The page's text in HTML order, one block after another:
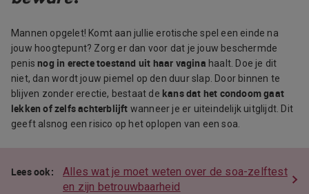
Mannen opgelet! Komt aan jullie erotische spel een einde na
jouw hoogtepunt? Zorg er dan voor dat je jouw beschermde
penisnog in erecte toestand uit haar vagina haalt. Doe je dit
niet, dan wordt jouw piemel op den duur slap. Door binnen te
blijven zonder erectie, bestaat de kans dat het condoom gaat
lekken of zelfs achterblijft wanneer je er uiteindelijk uitglijdt. Dit
geeft alsnog een risico op het oplopen van een soa.
Alles wat je moet weten over de soa-zelftest
en zijn betrouwbaarheid